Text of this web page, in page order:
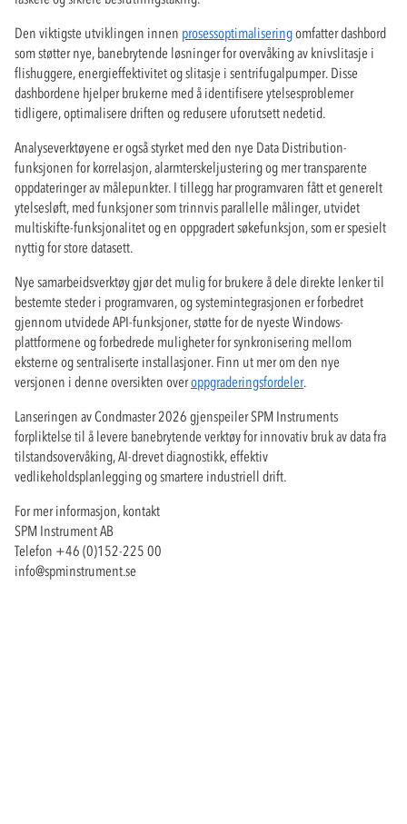
Den viktigste utviklingen innen prosessoptimaliseringomfatter dashbord
som støtter nye, banebrytende løsninger for overvåking av knivslitasje i
flishuggere, energieffektivitet og slitasje i sentrifugalpumper. Disse
dashbordene hjelper brukerne med å identifisere ytelsesproblemer
tidligere, optimalisere driften og redusere uforutsett nedetid.
Analyseverktøyene er også styrket med den nye Data Distribution-
funksjonen for korrelasjon, alarmterskeljustering og mer transparente
oppdateringer av målepunkter. I tillegg har programvaren fått et generelt
ytelsesløft, med funksjoner som trinnvis parallelle målinger, utvidet
multiskifte-funksjonalitet og en oppgradert søkefunksjon, som er spesielt
nyttig for store datasett.
Nye samarbeidsverktøy gjør det mulig for brukere å dele direkte lenker til
bestemte steder i programvaren, og systemintegrasjonen er forbedret
gjennom utvidede API-funksjoner, støtte for de nyeste Windows-
plattformene og forbedrede muligheter for synkronisering mellom
eksterne og sentraliserte installasjoner. Finn ut mer om den nye
versjonen i denne oversikten overoppgraderingsfordeler.
Lanseringen av Condmaster 2026 gjenspeiler SPM Instruments
forpliktelse til å levere banebrytende verktøy for innovativ bruk av data fra
tilstandsovervåking, AI-drevet diagnostikk, effektiv
vedlikeholdsplanlegging og smartere industriell drift.
For mer informasjon, kontakt
SPM Instrument AB
Telefon +46 (0)152-225 00
info@spminstrument.se